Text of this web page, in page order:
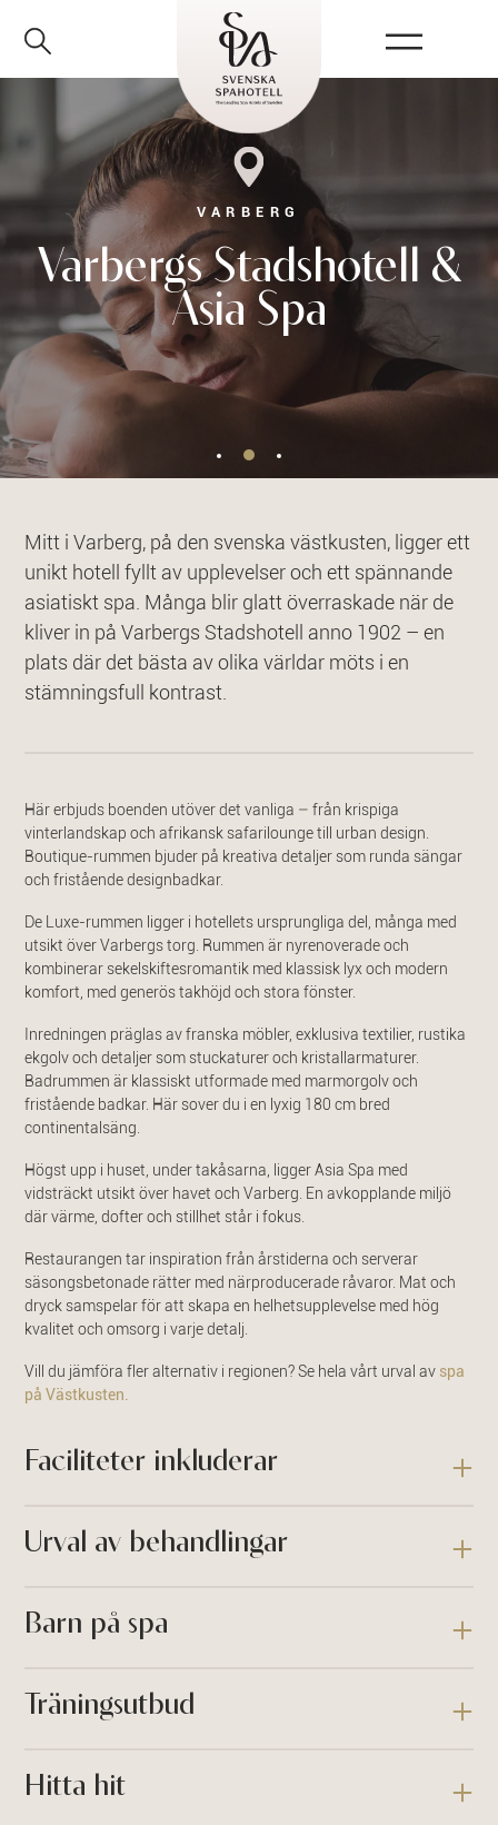
VARBERG
Varbergs Stadshotell &
Asia Spa
Mitt i Varberg, på den svenska västkusten, ligger ett
unikt hotell fyllt av upplevelser och ett spännande
asiatiskt spa. Många blir glatt överraskade när de
kliver in på Varbergs Stadshotell anno 1902 – en
plats där det bästa av olika världar möts i en
stämningsfull kontrast.
Här erbjuds boenden utöver det vanliga – från krispiga
vinterlandskap och afrikansk safarilounge till urban design.
Boutique-rummen bjuder på kreativa detaljer som runda sängar
och fristående designbadkar.
De Luxe-rummen ligger i hotellets ursprungliga del, många med
utsikt över Varbergs torg. Rummen är nyrenoverade och
kombinerar sekelskiftesromantik med klassisk lyx och modern
komfort, med generös takhöjd och stora fönster.
Inredningen präglas av franska möbler, exklusiva textilier, rustika
ekgolv och detaljer som stuckaturer och kristallarmaturer.
Badrummen är klassiskt utformade med marmorgolv och
fristående badkar. Här sover du i en lyxig 180 cm bred
continentalsäng.
Högst upp i huset, under takåsarna, ligger Asia Spa med
vidsträckt utsikt över havet och Varberg. En avkopplande miljö
där värme, dofter och stillhet står i fokus.
Restaurangen tar inspiration från årstiderna och serverar
säsongsbetonade rätter med närproducerade råvaror. Mat och
dryck samspelar för att skapa en helhetsupplevelse med hög
kvalitet och omsorg i varje detalj.
Vill du jämföra fler alternativ i regionen? Se hela vårt urval av spa
på Västkusten.
Faciliteter inkluderar
Urval av behandlingar
Barn på spa
Träningsutbud
Hitta hit